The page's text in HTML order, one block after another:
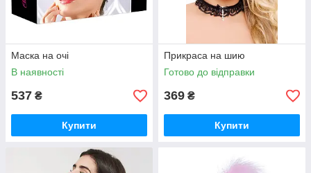
Маска на очі
В наявності
537 ₴
Купити
Прикраса на шию
Готово до відправки
369 ₴
Купити